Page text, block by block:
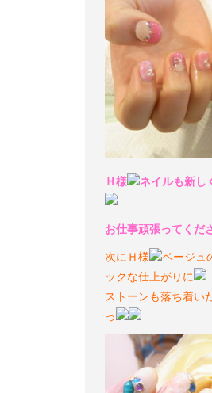
Ｈ様 ネイルも新し
お仕事頑張ってくだ
次にＨ様
ベージュ
ックな仕上がりに
ストーンも落ち着い
っ